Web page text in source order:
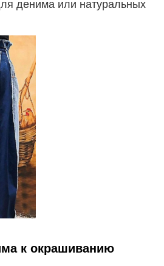
денима или натуральных
к окрашиванию